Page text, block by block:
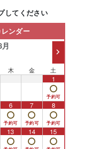
してください
ンダー
木 金 土
1
6 7 8
13 14 15